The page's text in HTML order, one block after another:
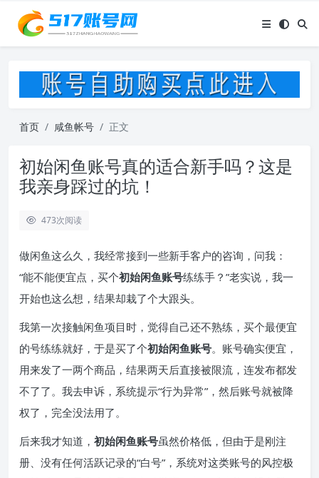
首页 咸鱼帐号 正文
初始闲鱼账号真的适合新手吗？这是
我亲身踩过的坑！
473次阅读
做闲鱼这么久，我经常接到一些新手客户的咨询，问我：
“能不能便宜点，买个初始闲鱼账号练练手？”老实说，我一
开始也这么想，结果却栽了个大跟头。
我第一次接触闲鱼项目时，觉得自己还不熟练，买个最便宜
的号练练就好，于是买了个初始闲鱼账号。账号确实便宜，
用来发了一两个商品，结果两天后直接被限流，连发布都发
不了了。我去申诉，系统提示“行为异常”，然后账号就被降
权了，完全没法用了。
后来我才知道， 初始闲鱼账号虽然价格低，但由于是刚注
册、没有任何活跃记录的“白号”，系统对这类账号的风控极